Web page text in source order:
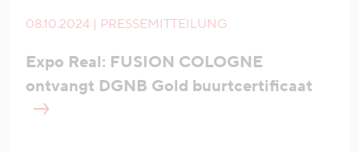
08.10.2024 | PRESSEMITTEILUNG
Expo Real: FUSION COLOGNE
ontvangt DGNB Gold buurtcertificaat